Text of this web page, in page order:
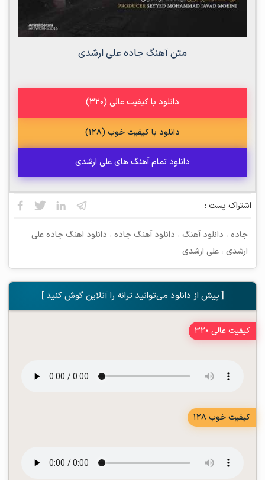
متن آهنگ جاده علی ارشدی
دانلود با کیفیت عالی (320)
دانلود با کیفیت خوب (128)
دانلود تمام آهنگ های علی ارشدی
اشتراک پست :
جاده ، دانلود آهنگ ، دانلود آهنگ جاده ، دانلود اهنگ جاده علی
ارشدی ، علی ارشدی
[ پیش از دانلود می‌توانید ترانه را آنلاین گوش کنید ]
کیفیت عالی 320
کیفیت خوب 128